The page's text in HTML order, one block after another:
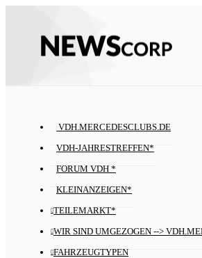
VDH.MERCEDESCLUBS.DE
VDH-JAHRESTREFFEN*
FORUM VDH *
KLEINANZEIGEN*
TEILEMARKT*
WIR SIND UMGEZOGEN -->
FAHRZEUGTYPEN